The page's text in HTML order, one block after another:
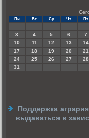
Пн Вт Ср Чт Пт
3
4 5 6 7
10
11 12 13 14
17
18 19 20 21
24
25 26 27 28
31
Поддержка
выдаваться в